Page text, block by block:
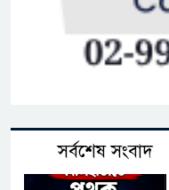
সর্বশেষ সংবাদ